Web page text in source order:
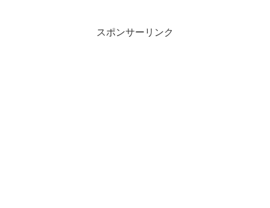
う。ただし、分割払いには実質的な金利
や事務手数料、そして機種返却プログラ
スポンサーリンク